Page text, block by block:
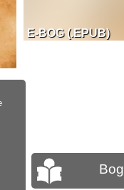
E-BOG (.EPUB)
Bog